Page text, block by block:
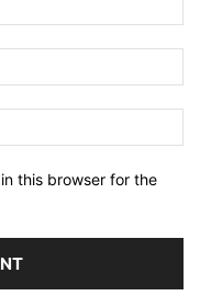
this browser for the